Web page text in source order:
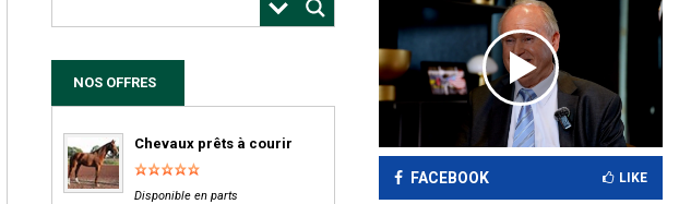
NOS OFFRES
Chevaux prêts à courir
Disponible en parts
FACEBOOK LIKE